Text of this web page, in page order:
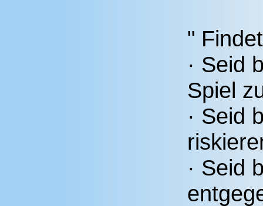
"
· Seid
Spiel
· Seid
· Seid